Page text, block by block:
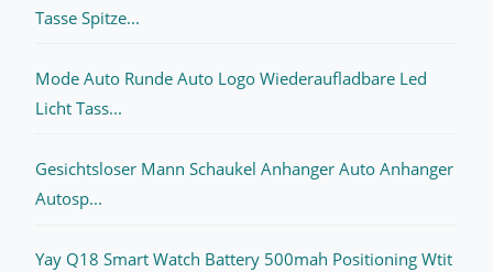
Tasse Spitze...
Mode Auto Runde Auto Logo Wiederaufladbare Led
Licht Tass...
Gesichtsloser Mann Schaukel Anhanger Auto Anhanger
Autosp...
Yay Q18 Smart Watch Battery 500mah Positioning Wtit